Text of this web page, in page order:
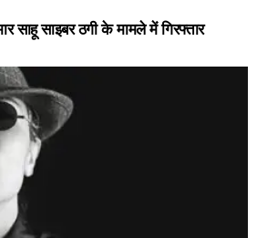
साहू साइबर ठगी के मामले में गिरफ्तार